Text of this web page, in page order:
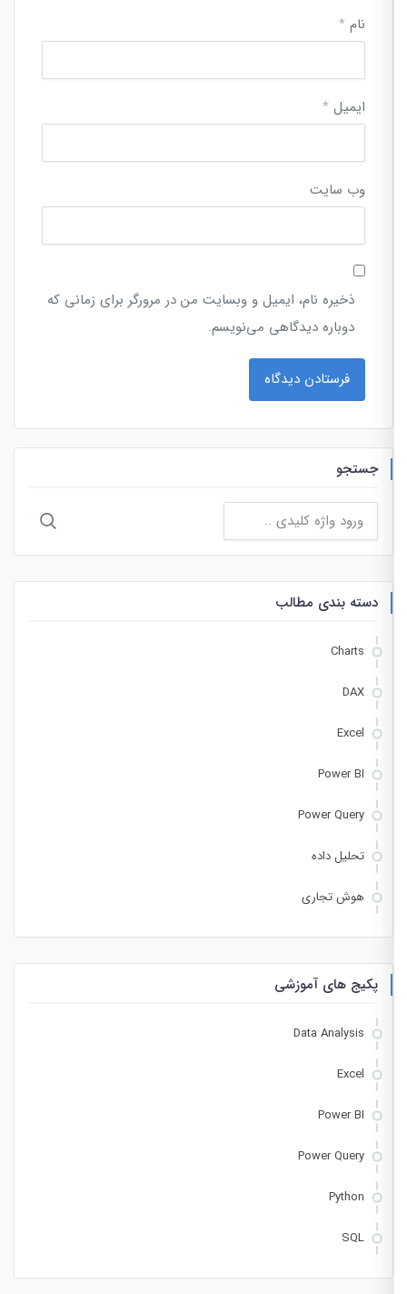
نام*
ایمیل*
وب‌ سایت
ذخیره نام، ایمیل و وبسایت من در مرورگر برای زمانی که
دوباره دیدگاهی می‌نویسم.
جستجو
جستجو
برای:
دسته بندی مطالب
Charts
DAX
Excel
Power BI
Power Query
تحلیل داده
هوش تجاری
پکیج های آموزشی
Data Analysis
Excel
Power BI
Power Query
Python
SQL